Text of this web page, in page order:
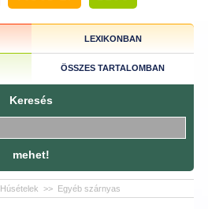
LEXIKONBAN
ÖSSZES TARTALOMBAN
Keresés
mehet!
Húsételek >> Egyéb szárnyas